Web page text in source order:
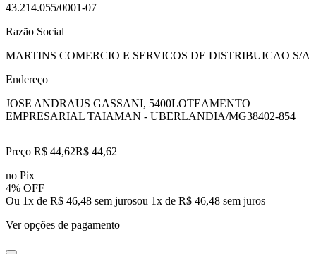
43.214.055/0001-07
Razão Social
MARTINS COMERCIO E SERVICOS DE DISTRIBUICAO S/A
Endereço
JOSE ANDRAUS GASSANI, 5400LOTEAMENTO
EMPRESARIAL TAIAMAN - UBERLANDIA/MG38402-854
Preço R$ 44,62R$ 44,62
no Pix
4% OFF
Ou 1x de R$ 46,48 sem jurosou 1x de R$ 46,48 sem juros
Ver opções de pagamento